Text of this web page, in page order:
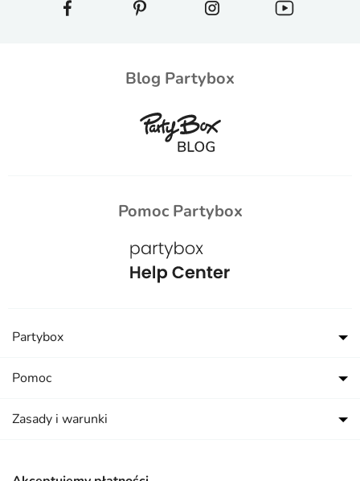
Blog Partybox
Pomoc Partybox
Partybox
Pomoc
Zasady i warunki